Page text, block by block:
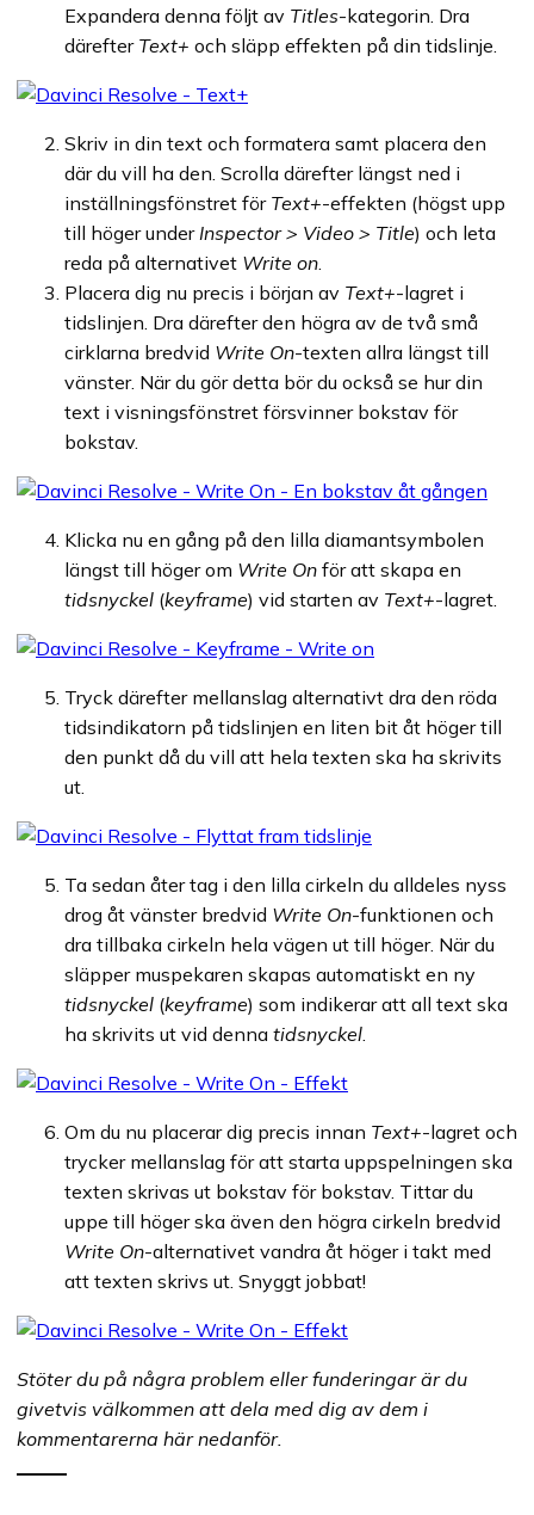
Expandera denna följt av Titles-kategorin. Dra
därefter Text+ och släpp effekten på din tidslinje.
Skriv in din text och formatera samt placera den
där du vill ha den. Scrolla därefter längst ned i
inställningsfönstret för Text+-effekten (högst upp
till höger underInspector > Video > Title) och leta
reda på alternativet Write on.
Placera dig nu precis i början av Text+-lagret i
tidslinjen. Dra därefter den högra av de två små
cirklarna bredvid Write On-texten allra längst till
vänster. När du gör detta bör du också se hur din
text i visningsfönstret försvinner bokstav för
bokstav.
Klicka nu en gång på den lilla diamantsymbolen
längst till höger om Write On för att skapa en
tidsnyckel (keyframe) vid starten av Text+-lagret.
Tryck därefter mellanslag alternativt dra den röda
tidsindikatorn på tidslinjen en liten bit åt höger till
den punkt då du vill att hela texten ska ha skrivits
ut.
Ta sedan åter tag i den lilla cirkeln du alldeles nyss
drog åt vänster bredvid Write On-funktionen och
dra tillbaka cirkeln hela vägen ut till höger. När du
släpper muspekaren skapas automatiskt en ny
tidsnyckel (keyframe) som indikerar att all text ska
ha skrivits ut vid denna tidsnyckel.
Om du nu placerar dig precis innan Text+-lagret och
trycker mellanslag för att starta uppspelningen ska
texten skrivas ut bokstav för bokstav. Tittar du
uppe till höger ska även den högra cirkeln bredvid
Write On-alternativet vandra åt höger i takt med
att texten skrivs ut. Snyggt jobbat!
Stöter du på några problem eller funderingar är du
givetvis välkommen att dela med dig av dem i
kommentarerna här nedanför.